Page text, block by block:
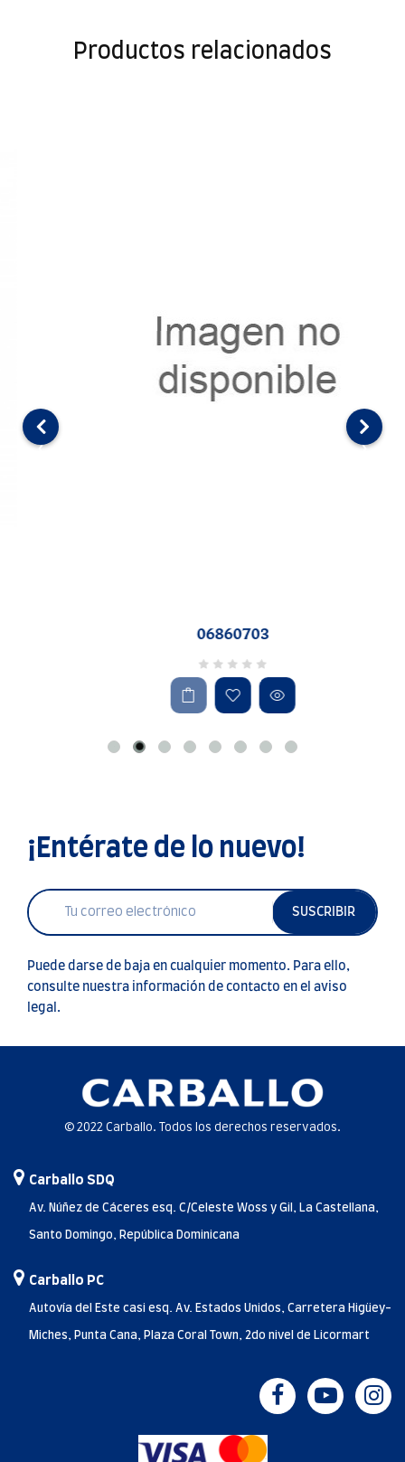
Productos relacionados
06860703
‹ ›
¡Entérate de lo nuevo!
SUSCRIBIR
Puede darse de baja en cualquier momento. Para ello,
consulte nuestra información de contacto en el aviso
legal.
© 2022 Carballo. Todos los derechos reservados.
Carballo SDQ
Av. Núñez de Cáceres esq. C/Celeste Woss y Gil, La Castellana,
Santo Domingo, República Dominicana
Carballo PC
Autovía del Este casi esq. Av. Estados Unidos, Carretera Higüey-
Miches, Punta Cana, Plaza Coral Town, 2do nivel de Licormart